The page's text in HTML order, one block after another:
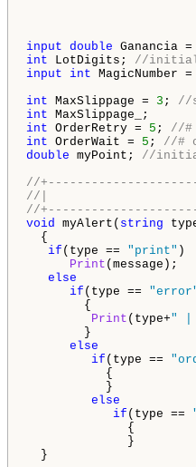
input double Ganancia =
int LotDigits; //
input
int MagicNumber =
int MaxSlippage = 3 ; //
int
int OrderRetry = 5 ; //#
int OrderWait = 5 ; //#
double myPoint; //
//
//|
//
void myAlert( string
{
if (type == "print" )
Print (message);
else
if (type ==
{
Print (type+" |
}
else
if (type ==
{
}
else
if (type ==
{
}
}